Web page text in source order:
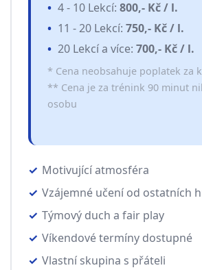
4 - 10 Lekcí: 800,- Kč / l.
11 - 20 Lekcí: 750,- Kč / l.
20 Lekcí a více: 700,- Kč / l.
* Cena neobsahuje poplatek za
** Cena je za trénink 90 minut
osobu
Motivující atmosféra
Vzájemné učení od ostatních
Týmový duch a fair play
Víkendové termíny dostupné
Vlastní skupina s přáteli